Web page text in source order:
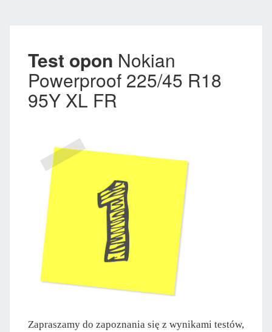
Test opon Nokian
Powerproof 225/45 R18
95Y XL FR
Zapraszamy do zapoznania się z wynikami testów,